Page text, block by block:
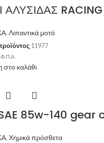
ΑΛΥΣΙΔΑΣ RACING
, Λιπαντικά μοτό
11977
Φ.Π.Α.
καλάθι
85w-140 gear
, Χημικά πρόσθετα